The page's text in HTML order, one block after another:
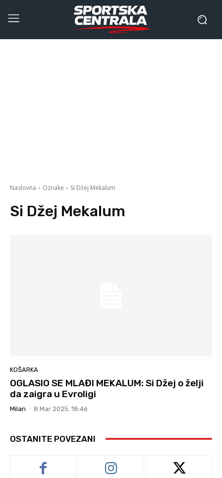
Naslovna Oznake Si Džej Mekalum
Si Džej Mekalum
KOŠARKA
OGLASIO SE MLAĐI MEKALUM: Si Džej o želji
da zaigra u Evroligi
Milan - 8 Mar 2025. 18:46
OSTANITE POVEZANI